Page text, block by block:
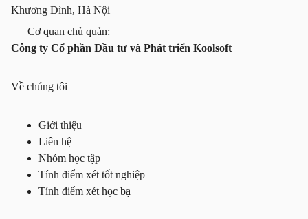
Khương Đình, Hà Nội
Cơ quan chủ quản:
Công ty Cổ phần Đầu tư và Phát triển Koolsoft
Về chúng tôi
Giới thiệu
Liên hệ
Nhóm học tập
Tính điểm xét tốt nghiệp
Tính điểm xét học bạ